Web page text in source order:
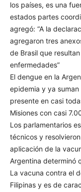
los países, es una
estados partes
agregó: “A la
agregaron tres
de Brasil que
enfermedades”
El dengue en la
epidemia y ya
presente en casi
Misiones con casi
Los parlamentarios
técnicos y
aplicación de la
Argentina determinó
La vacuna contra el
Filipinas y es de